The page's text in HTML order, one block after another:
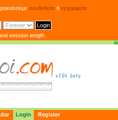
συνδεθείτε ή εγγραφείτε
session length
Login Register